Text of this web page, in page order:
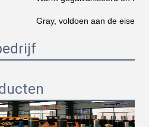
Gray, voldoen aan de eisen